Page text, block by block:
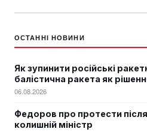
ОСТАННІ НОВИНИ
Як зупинити російські
балістична ракета як
06.08.2026
Федоров про протести
колишній міністр